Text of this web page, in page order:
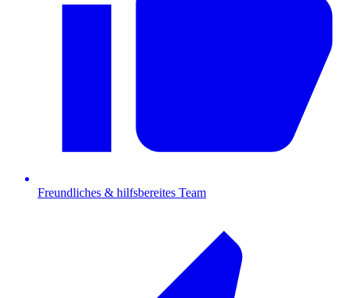
Freundliches & hilfsbereites Team